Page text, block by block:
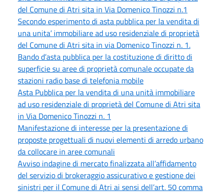
del Comune di Atri sita in Via Domenico Tinozzi n.1
Secondo esperimento di asta pubblica per la vendita di
una unita’ immobiliare ad uso residenziale di proprietà
del Comune di Atri sita in via Domenico Tinozzi n. 1.
Bando d’asta pubblica per la costituzione di diritto di
superficie su aree di proprietà comunale occupate da
stazioni radio base di telefonia mobile
Asta Pubblica per la vendita di una unità immobiliare
ad uso residenziale di proprietà del Comune di Atri sita
in Via Domenico Tinozzi n. 1
Manifestazione di interesse per la presentazione di
proposte progettuali di nuovi elementi di arredo urbano
da collocare in aree comunali
Avviso indagine di mercato finalizzata all’affidamento
del servizio di brokeraggio assicurativo e gestione dei
sinistri per il Comune di Atri ai sensi dell’art. 50 comma